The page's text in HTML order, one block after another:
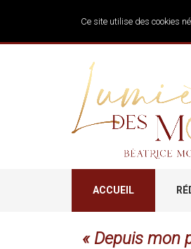
Ce site utilise des cookies
ACCUEIL
« Depuis mon